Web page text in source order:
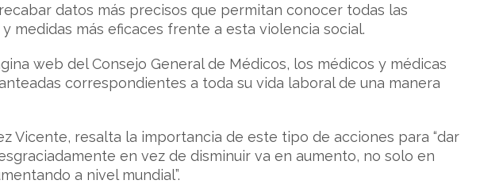
datos más precisos que permitan conocer todas las
medidas más eficaces frente a esta violencia social.
web del Consejo General de Médicos, los médicos y médicas
correspondientes a toda su vida laboral de una manera
Vicente, resalta la importancia de este tipo de acciones para “dar
en vez de disminuir va en aumento, no solo en
a nivel mundial”.